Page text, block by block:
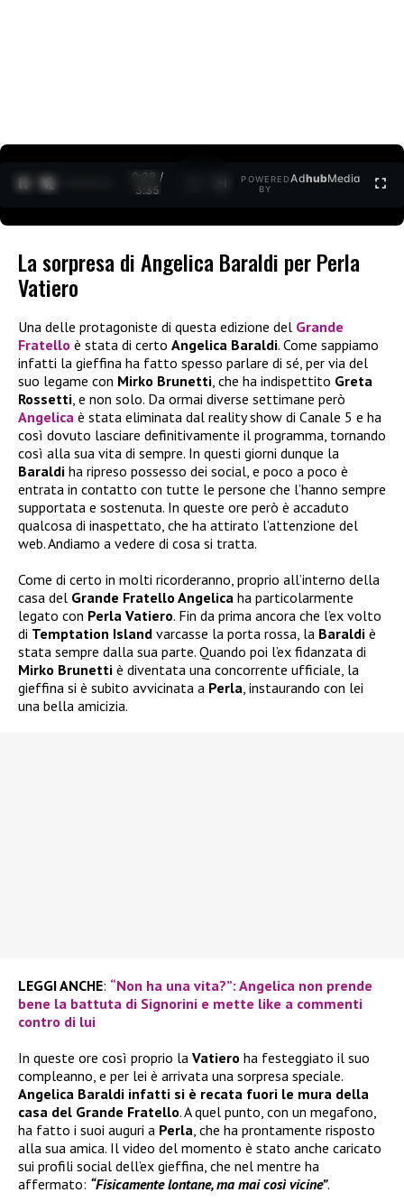
0:30 /
3:35
POWERED
BY
AdhubMedia
La sorpresa di Angelica Baraldi per Perla
Vatiero
Una delle protagoniste di questa edizione del Grande
Fratello è stata di certo Angelica Baraldi. Come sappiamo
infatti la gieffina ha fatto spesso parlare di sé, per via del
suo legame con Mirko Brunetti, che ha indispettito Greta
Rossetti, e non solo. Da ormai diverse settimane però
Angelica è stata eliminata dal reality show di Canale 5 e ha
così dovuto lasciare definitivamente il programma, tornando
così alla sua vita di sempre. In questi giorni dunque la
Baraldi ha ripreso possesso dei social, e poco a poco è
entrata in contatto con tutte le persone che l’hanno sempre
supportata e sostenuta. In queste ore però è accaduto
qualcosa di inaspettato, che ha attirato l’attenzione del
web. Andiamo a vedere di cosa si tratta.
Come di certo in molti ricorderanno, proprio all’interno della
casa del Grande Fratello Angelica ha particolarmente
legato con Perla Vatiero. Fin da prima ancora che l’ex volto
di Temptation Island varcasse la porta rossa, la Baraldi è
stata sempre dalla sua parte. Quando poi l’ex fidanzata di
Mirko Brunetti è diventata una concorrente ufficiale, la
gieffina si è subito avvicinata a Perla, instaurando con lei
una bella amicizia.
LEGGI ANCHE: “Non ha una vita?”: Angelica non prende
bene la battuta di Signorini e mette like a commenti
contro di lui
In queste ore così proprio la Vatiero ha festeggiato il suo
compleanno, e per lei è arrivata una sorpresa speciale.
Angelica Baraldi infatti si è recata fuori le mura della
casa del Grande Fratello. A quel punto, con un megafono,
ha fatto i suoi auguri a Perla, che ha prontamente risposto
alla sua amica. Il video del momento è stato anche caricato
sui profili social dell’ex gieffina, che nel mentre ha
affermato: “Fisicamente lontane, ma mai così vicine”.